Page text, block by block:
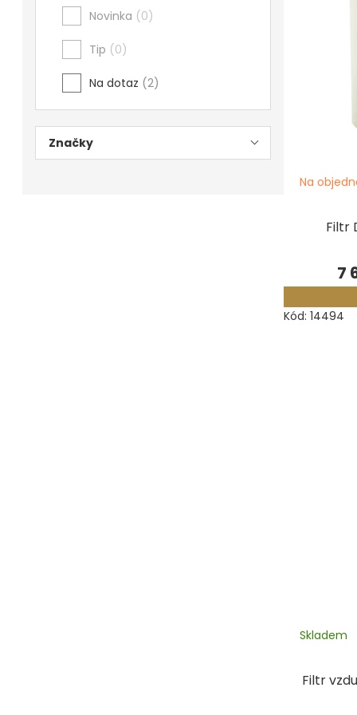
Měřidla, testry, váhy
Fasování a gravírování
Základní vybavení dílny
Tvarování
Navlékací nitě, struny, podložky
Novinka 0
Tip 0
Na dotaz 2
Značky
Filtr
Na
7
Kód: 14494
Filtr
Skladem